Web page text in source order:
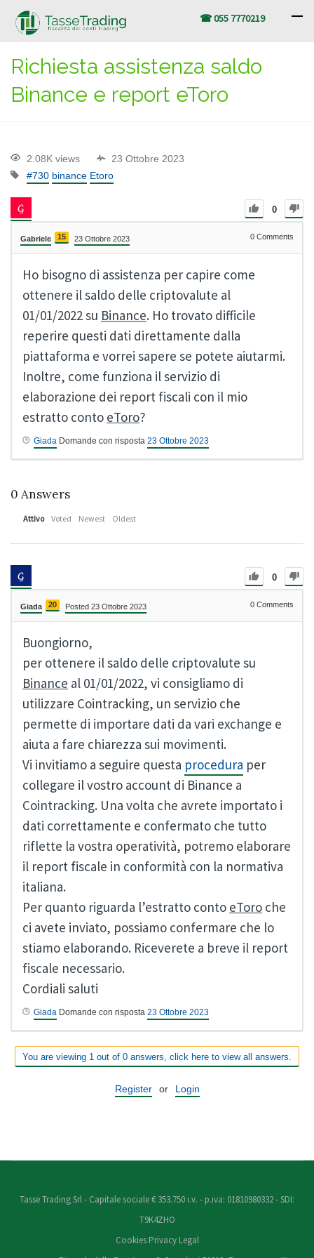
☎ 055 7770219
Richiesta assistenza saldo
Binance e report eToro
2.08K views
23 Ottobre 2023
#730 binance Etoro
0
Gabriele 15 23 Ottobre 2023 0 Comments
Ho bisogno di assistenza per capire come
ottenere il saldo delle criptovalute al
01/01/2022 su Binance. Ho trovato difficile
reperire questi dati direttamente dalla
piattaforma e vorrei sapere se potete aiutarmi.
Inoltre, come funziona il servizio di
elaborazione dei report fiscali con il mio
estratto conto eToro?
Giada Domande con risposta 23 Ottobre 2023
0 Answers
Attivo Voted Newest Oldest
0
Giada 20 Posted 23 Ottobre 2023 0 Comments
Buongiorno,
per ottenere il saldo delle criptovalute su
Binance al 01/01/2022, vi consigliamo di
utilizzare Cointracking, un servizio che
permette di importare dati da vari exchange e
aiuta a fare chiarezza sui movimenti.
Vi invitiamo a seguire questa procedura per
collegare il vostro account di Binance a
Cointracking. Una volta che avrete importato i
dati correttamente e confermato che tutto
riflette la vostra operatività, potremo elaborare
il report fiscale in conformità con la normativa
italiana.
Per quanto riguarda l’estratto conto eToro che
ci avete inviato, possiamo confermare che lo
stiamo elaborando. Riceverete a breve il report
fiscale necessario.
Cordiali saluti
Giada Domande con risposta 23 Ottobre 2023
You are viewing 1 out of 0 answers, click here to view all answers.
Register or Login
Tasse Trading Srl - Capitale sociale € 353.750 i.v. - p.iva: 01810980332 - SDI:
T9K4ZHO
Cookies Privacy Legal